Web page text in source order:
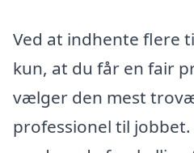
Ved at indhente flere
kun, at du får en fair
vælger den mest
professionel til